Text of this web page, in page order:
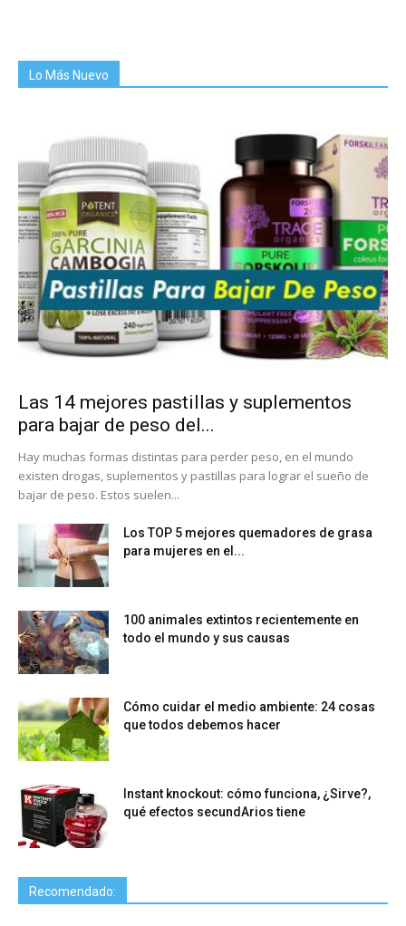
Lo Más Nuevo
Las 14 mejores pastillas y suplementos
para bajar de peso del...
Hay muchas formas distintas para perder peso, en el mundo
existen drogas, suplementos y pastillas para lograr el sueño de
bajar de peso. Estos suelen...
Los TOP 5 mejores quemadores de grasa
para mujeres en el...
100 animales extintos recientemente en
todo el mundo y sus causas
Cómo cuidar el medio ambiente: 24 cosas
que todos debemos hacer
Instant knockout: cómo funciona, ¿Sirve?,
qué efectos secundArios tiene
Recomendado: